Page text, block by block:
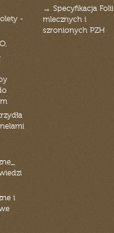
-
i
→ Specyfikacja Folii
mlecznych i
szronionych PZH